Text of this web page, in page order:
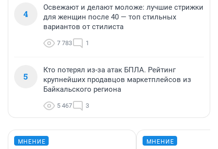
4
Освежают и делают моложе: лучшие стрижки
для женщин после 40 — топ стильных
вариантов от стилиста
7 783 1
5
Кто потерял из-за атак БПЛА. Рейтинг
крупнейших продавцов маркетплейсов из
Байкальского региона
5 467 3
МНЕНИЕ МНЕНИЕ